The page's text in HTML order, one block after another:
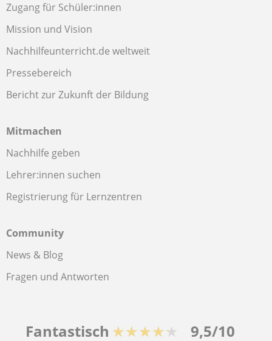
Zugang für Schüler:innen
Mission und Vision
Nachhilfeunterricht.de weltweit
Pressebereich
Bericht zur Zukunft der Bildung
Mitmachen
Nachhilfe geben
Lehrer:innen suchen
Registrierung für Lernzentren
Community
News & Blog
Fragen und Antworten
Fantastisch ★★★★★ 9,5/10